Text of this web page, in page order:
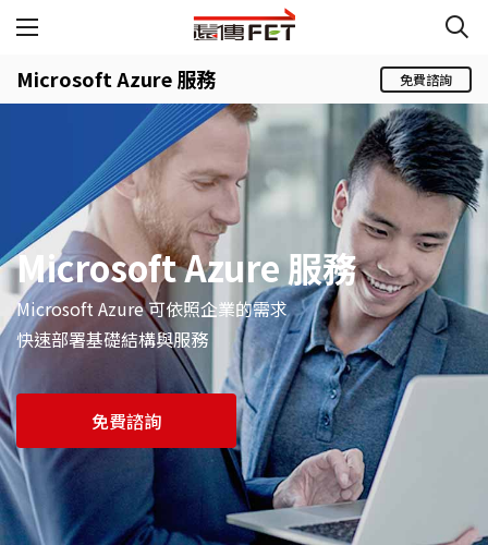
Microsoft Azure 服務 免費諮詢
Microsoft Azure 服務
Microsoft Azure 可依照企業的需求
快速部署基礎結構與服務
免費諮詢